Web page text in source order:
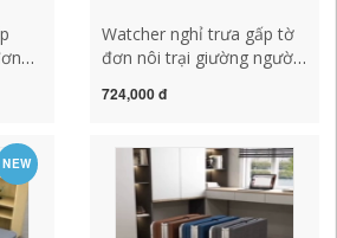
Watcher nghỉ trưa gấp tờ
đơn nôi trại giường người
nhà ngủ trưa văn phòng
724,000 đ
NEW